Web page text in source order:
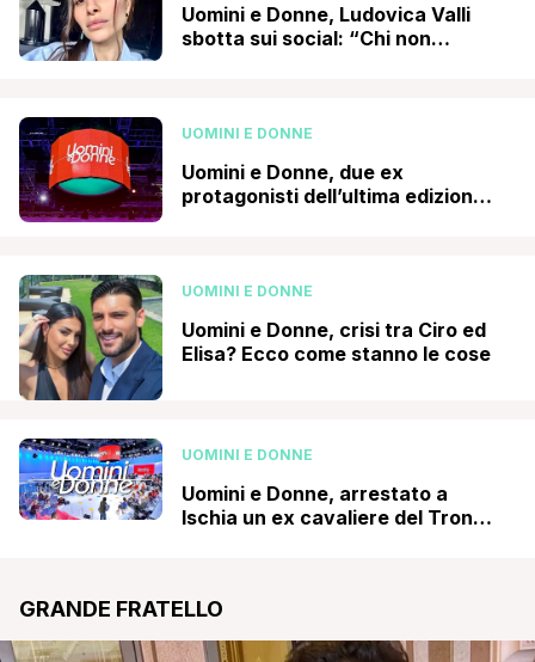
possano ferire al punto di poter causare danni [']
Uomini e Donne, Ludovica Valli
sbotta sui social: “Chi non
UOMINI E DONNE
Uomini e Donne, due ex
protagonisti dell’ultima edizione
UOMINI E DONNE
Uomini e Donne, crisi tra Ciro ed
Elisa? Ecco come stanno le cose
UOMINI E DONNE
Uomini e Donne, arrestato a
Ischia un ex cavaliere del Trono
GRANDE FRATELLO